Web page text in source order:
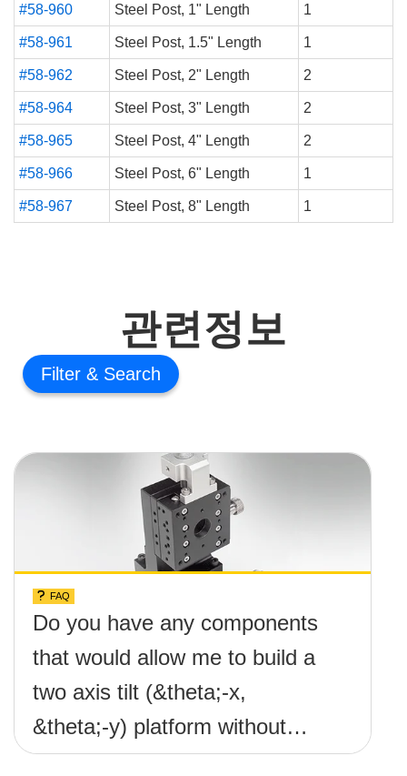
#58-960 Steel Post, 1" Length 1
#58-961 Steel Post, 1.5" Length 1
#58-962 Steel Post, 2" Length 2
#58-964 Steel Post, 3" Length 2
#58-965 Steel Post, 4" Length 2
#58-966 Steel Post, 6" Length 1
#58-967 Steel Post, 8" Length 1
관련정보
Filter
FAQ
Do you have any components
that would allow me to build a
two axis tilt (&theta;-x,
&theta;-y) platform without
any screws protruding up